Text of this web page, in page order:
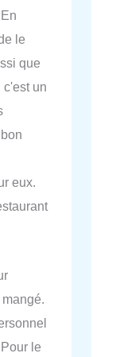
le
que
c'est un
eux.
le